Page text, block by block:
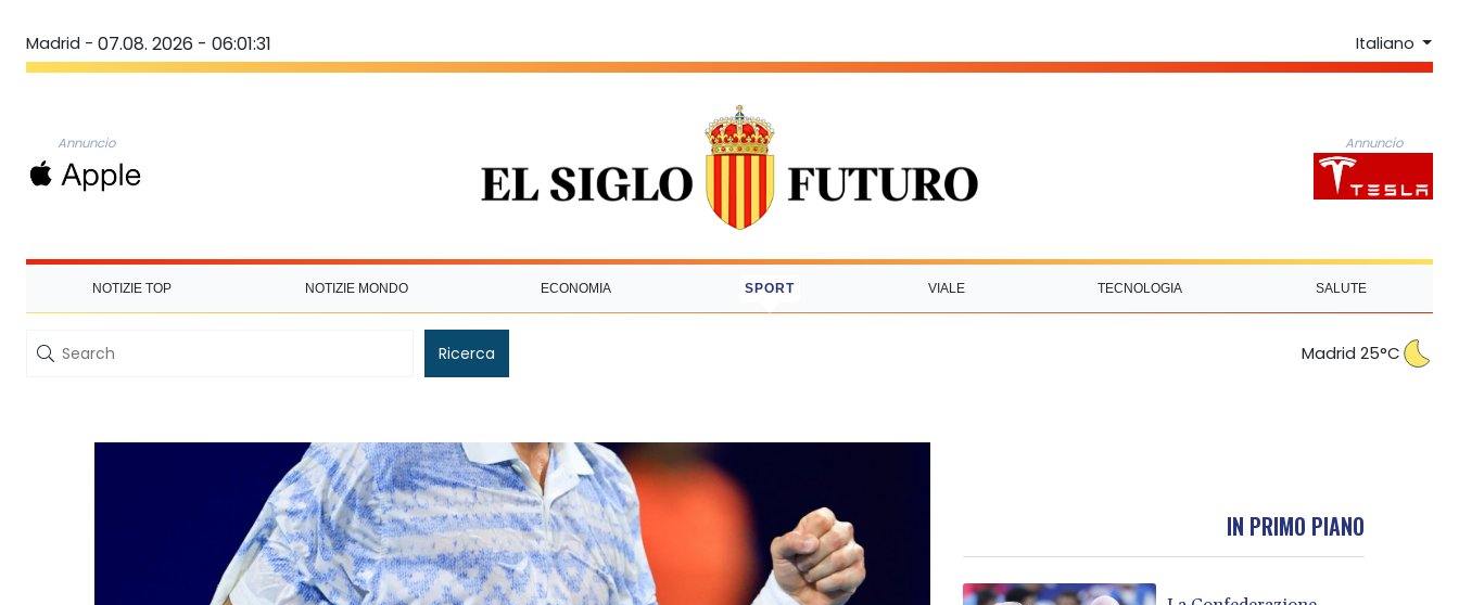
Madrid - 07.08. 2026 - 06:01:31 Italiano
Annuncio Annuncio
NOTIZIE TOP NOTIZIE MONDO ECONOMIA SPORT VIALE TECNOLOGIA SALUTE
Ricerca Madrid 25°C
IN PRIMO PIANO